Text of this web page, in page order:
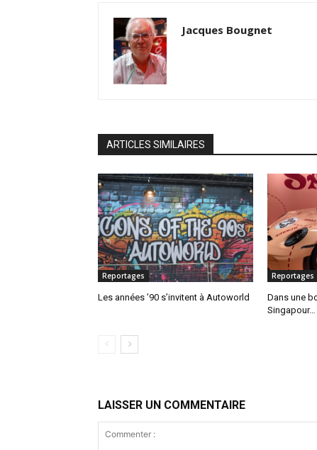
Jacques Bougnet
ARTICLES SIMILAIRES
Reportages
Les années ’90 s’invitent à Autoworld
Reportages
Dans une
Singapour…
LAISSER UN COMMENTAIRE